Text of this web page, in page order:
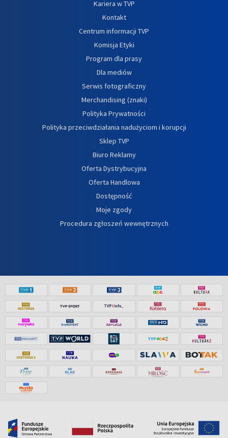
Kariera w TVP
Kontakt
Centrum informacji TVP
Komisja Etyki
Program dla prasy
Dla mediów
Serwis fotograficzny
Merchandising (znaki)
Polityka Prywatności
Polityka przeciwdziałania nadużyciom i korupcji
Sklep TVP
Biuro Reklamy
Oferta Dystrybucyjna
Oferta Handlowa
Dostępność
Moje zgody
Procedura zgłoszeń wewnętrznych